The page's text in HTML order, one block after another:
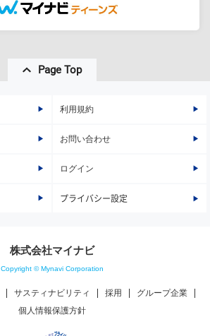
Page Top
利用規約
お問い合わせ
ログイン
プライバシー設定
株式会社マイナビ
Copyright © Mynavi Corporation
サスティナビリティ 採用
グループ企業
個人情報保護方針